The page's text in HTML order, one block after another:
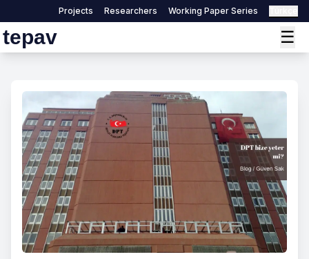
Projects Researchers Working Paper Series
tepav ☰